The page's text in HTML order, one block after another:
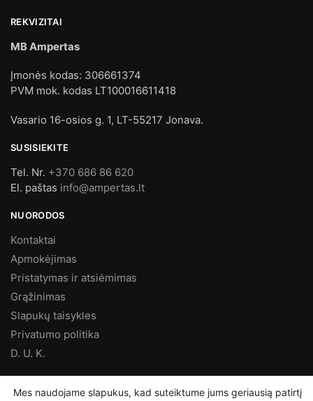
REKVIZITAI
MB Ampertas
Įmonės kodas: 306661374
PVM mok. kodas LT100016611418
Vasario 16-osios g. 1, LT-55217 Jonava.
SUSISIEKITE
Tel. Nr. +370 686 86 620
El. paštas info@ampertas.lt
NUORODOS
Kontaktai
Apmokėjimas
Pristatymas ir atsiėmimas
Grąžinimas
Slapukų taisykles
Privatumo politika
D. U. K.
Mes naudojame slapukus, kad suteiktume jums geriausią patirtį